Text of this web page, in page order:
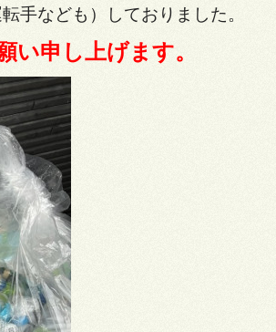
手なども）しておりました。
申し上げます。